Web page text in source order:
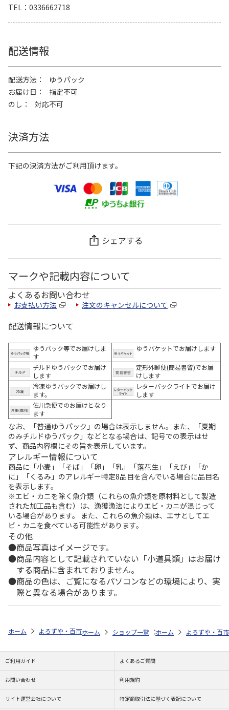
TEL
0336662718
配送情報
配送方法
ゆうパック
お届け日
指定不可
のし
対応不可
決済方法
下記の決済方法がご利用頂けます。
シェアする
マークや記載内容について
よくあるお問い合わせ
お支払い方法 注文のキャンセルについて
配送情報について
ゆうパック等でお届けしま
す
ゆうパケットでお届けします
チルドゆうパックでお届け
します
定形外郵便(簡易書留)でお届
けします
冷凍ゆうパックでお届けし
ます。
レターパックライトでお届け
します
佐川急便でのお届けとなり
ます
なお、「普通ゆうパック」の場合は表示しません。また、「夏期
のみチルドゆうパック」などとなる場合は、記号での表示はせ
ず、商品内容欄にその旨を表示しています。
アレルギー情報について
商品に「小麦」「そば」「卵」「乳」「落花生」「えび」「か
に」「くるみ」のアレルギー特定8品目を含んでいる場合に品目名
を表示します。
※エビ・カニを除く魚介類（これらの魚介類を原材料として製造
された加工品も含む）は、漁獲漁法によりエビ・カニが混じって
いる場合があります。 また、これらの魚介類は、エサとしてエ
ビ・カニを食べている可能性があります。
その他
商品写真はイメージです。
商品内容として記載されていない「小道具類」はお届け
する商品に含まれておりません。
商品の色は、ご覧になるパソコンなどの環境により、実
際と異なる場合があります。
ホーム よろずや・百市 日用雑貨・お役立ちグッズ 美容・健康
ホーム ショップ一覧 よろずや・百市 ハ
ホーム よろずや・百市
ご利用ガイド よくあるご質問
お問い合わせ 利用規約
サイト運営会社について 特定商取引法に基づく表記について